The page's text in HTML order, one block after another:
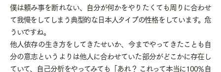
僕は頼み事を断れない、自分が何かをやりたくても周りに合わせ
て我慢をしてしまう典型的な日本人タイプの性格をしています。危
ういですね。
他人依存の生き方をしてきたせいか、今までやってきたことも自
分の意志というよりは他人に合わせていた部分がどこかに存在し
ていて、自己分析をやってみても「あれ？ これって本当に100％自